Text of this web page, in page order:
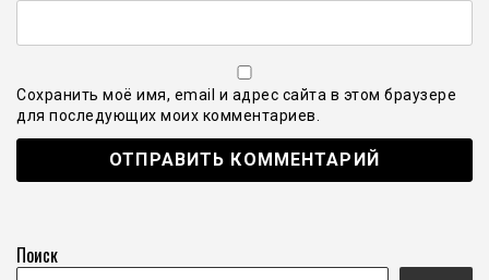
Сохранить моё имя, email и адрес сайта в этом браузере
для последующих моих комментариев.
Поиск